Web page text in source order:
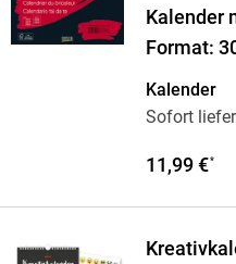
Kalender
Format:
Kalender
Sofort
11,99 €*